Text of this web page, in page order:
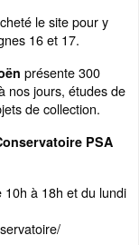
le site pour y
16 et 17.
présente 300
nos jours, études de
de collection.
PSA
à 18h et du lundi